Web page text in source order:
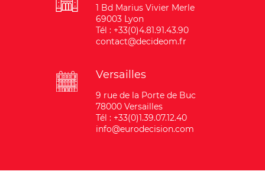
1 Bd Marius Vivier Merle
69003 Lyon
Tél : +33(0)4.81.91.43.90
contact@decideom.fr
Versailles
9 rue de la Porte de Buc
78000 Versailles
Tél : +33(0)1.39.07.12.40
info@eurodecision.com